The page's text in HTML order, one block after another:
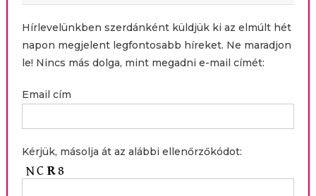
Hírlevelünkben szerdánként küldjük ki az elmúlt hét
napon megjelent legfontosabb híreket. Ne maradjon
le! Nincs más dolga, mint megadni e-mail címét:
Email cím
Kérjük, másolja át az alábbi ellenőrzőkódot: